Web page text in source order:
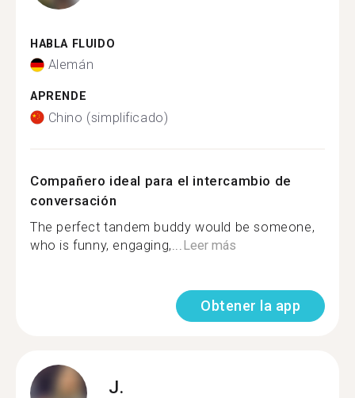
HABLA FLUIDO
Alemán
APRENDE
Chino (simplificado)
Compañero ideal para el intercambio de
conversación
The perfect tandem buddy would be someone,
who is funny, engaging,... Leer más
Obtener la app
J.